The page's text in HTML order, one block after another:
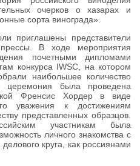
очерков о хазарах и
сорта винограда».
приглашены представители
В ходе мероприятия
почетными дипломами
конкурса IWSC, на котором
наибольшее количество
церемония была проведена
Френсис Хордер в виде
уважения к достижениям
представленных образцов.
участникам была
личного знакомства с
круга, как россиянами